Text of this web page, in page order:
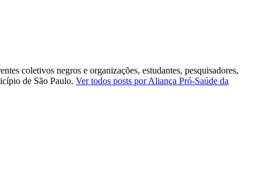
coletivos negros e organizações, estudantes, pesquisadores,
de São Paulo. Ver todos posts por Aliança Pró-Saúde da